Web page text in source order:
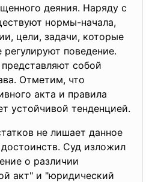
деяния. Наряду с
нормы-начала,
цели, задачи, которые
регулируют поведение.
собой
Отметим, что
акта и правила
устойчивой тенденцией.
не лишает данное
Суд изложил
о различии
акт" и "юридический